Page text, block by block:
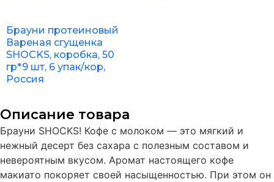
Брауни протеиновый
Вареная сгущенка
SHOCKS, коробка, 50
гр*9 шт, 6 упак/кор,
Россия
Описание товара
Брауни SHOCKS! Кофе с молоком — это мягкий и
нежный десерт без сахара с полезным составом и
невероятным вкусом. Аромат настоящего кофе
макиато покоряет своей насыщенностью. При этом он